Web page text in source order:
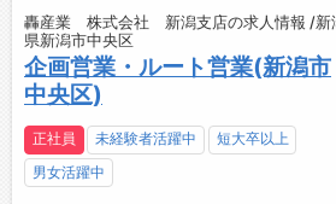
轟産業 株式会社 新潟支店の求人情報 /新
県新潟市中央区
企画営業・ルート営業(新潟市
中央区)
正社員 未経験者活躍中
短大卒以上
男女活躍中